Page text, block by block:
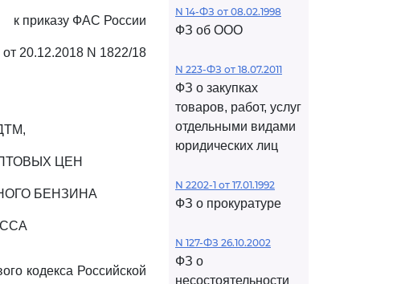
к приказу ФАС России
от 20.12.2018 N 1822/18
ЦЕН
БЕНЗИНА
кодекса Российской
N 14-ФЗ от 08.02.1998
ФЗ об ООО
N 223-ФЗ от 18.07.2011
ФЗ о закупках
товаров, работ, услуг
отдельными видами
юридических лиц
N 2202-1 от 17.01.1992
ФЗ о прокуратуре
N 127-ФЗ 26.10.2002
ФЗ о
несостоятельности